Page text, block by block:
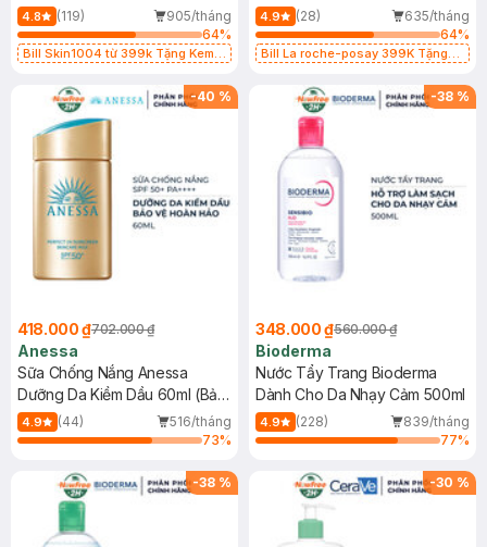
50ml
4.8 (119)
905/tháng
64%
Bill Skin1004 từ 399k Tặng Kem
SPF 50+ 20ml (SL Có Hạn)
Kiềm Dầu 50ml
4.9 (28)
635/tháng
64%
Bill La roche-posay 399K Tặng
(SL có hạn)
-40 %
418.000 ₫702.000 ₫
Anessa
Sữa Chống Nắng Anessa
Dưỡng Da Kiềm Dầu 60ml (Bản
Mới)
4.9 (44)
516/tháng
73%
-38 %
348.000 ₫560.000 ₫
Bioderma
Nước Tẩy Trang Bioderma
Dành Cho Da Nhạy Cảm 500ml
4.9 (228)
839/tháng
77%
-38 % -30 %